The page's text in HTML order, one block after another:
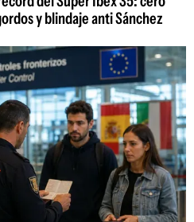
y blindaje anti Sánchez